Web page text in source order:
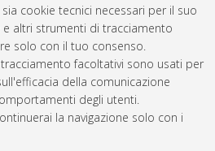
cookie tecnici necessari per il suo
altri strumenti di tracciamento
solo con il tuo consenso.
facoltativi sono usati per
della comunicazione
degli utenti.
la navigazione solo con i